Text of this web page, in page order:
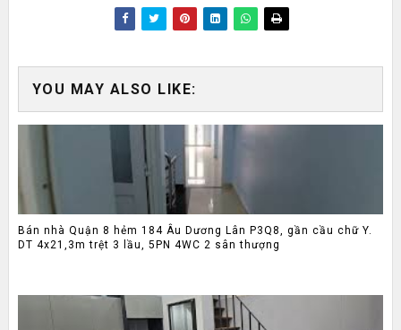
YOU MAY ALSO LIKE:
Bán nhà Quận 8 hẻm 184 Âu Dương Lân P3Q8, gần cầu chữ Y.
DT 4x21,3m trệt 3 lầu, 5PN 4WC 2 sân thượng